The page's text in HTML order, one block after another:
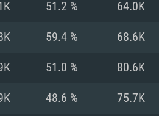
Carte graphique
drivers: Nvidia
570 et plus.
Connection:
Mémoire: 8 GB
Carte graphique:
support de Metal
Connection:
Carte graphique:
drivers (moins
(Radeon RX
51.2 % 64.0K
59.4 % 68.6K
51.0 % 80.6K
48.6 % 75.7K